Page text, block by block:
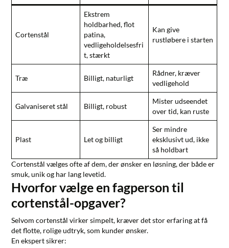
Cortenstål
Ekstrem
holdbarhed, flot
patina,
vedligeholdelsesfri
t, stærkt
Kan give
rustløbere i starten
Træ Billigt, naturligt
Rådner, kræver
vedligehold
Galvaniseret stål Billigt, robust
Mister udseendet
over tid, kan ruste
Plast Let og billigt
Ser mindre
eksklusivt ud, ikke
så holdbart
Cortenstål vælges ofte af dem, der ønsker en løsning, der både er
smuk, unik og har lang levetid.
Hvorfor vælge en fagperson til
cortenstål-opgaver?
Selvom cortenstål virker simpelt, kræver det stor erfaring at få
det flotte, rolige udtryk, som kunder ønsker.
En ekspert sikrer: